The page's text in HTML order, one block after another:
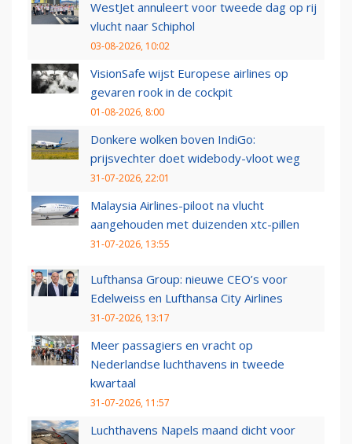
WestJet annuleert voor tweede dag op rij
vlucht naar Schiphol
03-08-2026, 10:02
VisionSafe wijst Europese airlines op
gevaren rook in de cockpit
01-08-2026, 8:00
Donkere wolken boven IndiGo:
prijsvechter doet widebody-vloot weg
31-07-2026, 22:01
Malaysia Airlines-piloot na vlucht
aangehouden met duizenden xtc-pillen
31-07-2026, 13:55
Lufthansa Group: nieuwe CEO’s voor
Edelweiss en Lufthansa City Airlines
31-07-2026, 13:17
Meer passagiers en vracht op
Nederlandse luchthavens in tweede
kwartaal
31-07-2026, 11:57
Luchthavens Napels maand dicht voor